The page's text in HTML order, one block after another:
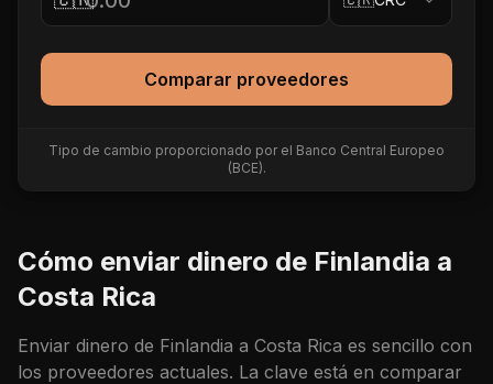
Comparar proveedores
Tipo de cambio proporcionado por el Banco Central Europeo
(BCE).
Cómo enviar dinero de Finlandia a
Costa Rica
Enviar dinero de Finlandia a Costa Rica es sencillo con
los proveedores actuales. La clave está en comparar